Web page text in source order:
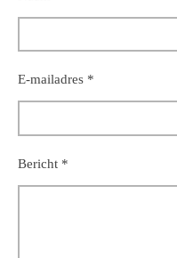
E-mailadres *
Bericht *